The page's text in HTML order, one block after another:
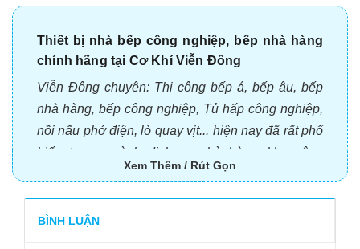
Thiết bị nhà bếp công nghiệp, bếp nhà hàng
chính hãng tại Cơ Khí Viễn Đông
Viễn Đông chuyên: Thi công bếp á, bếp âu, bếp
nhà hàng, bếp công nghiệp, Tủ hấp công nghiệp,
nồi nấu phở điện,lò quay vịt... hiện nay đã rất phổ
biến trong ngành dịch vụ nhà hàng, khu công
nghiệp, quán ăn nhanh tại Việt Nam. Dòng máy
móc công nghiệp này giúp rút ngắn rất nhiều thời
gian cùng các công đoạn trong nhà bếp.
Xem Thêm / Rút Gọn
BÌNH LUẬN